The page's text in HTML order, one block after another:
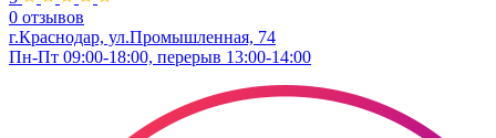
0 отзывов
г.Краснодар, ул.Промышленная, 74
Пн-Пт 09:00-18:00, перерыв 13:00-14:00